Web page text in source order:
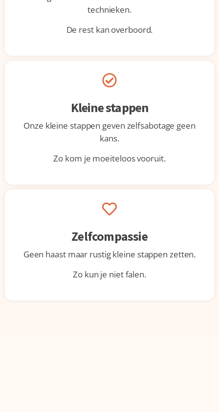
technieken.
De rest kan overboord.
Kleine stappen
Onze kleine stappen geven zelfsabotage geen
kans.
Zo kom je moeiteloos vooruit.
Zelfcompassie
Geen haast maar rustig kleine stappen zetten.
Zo kun je niet falen.